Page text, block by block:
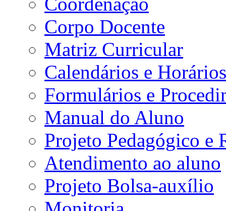
Corpo Docente
Matriz Curricular
Calendários e Horários
Formulários e
Manual do Aluno
Projeto Pedagógico e
Atendimento ao aluno
Projeto Bolsa-auxílio